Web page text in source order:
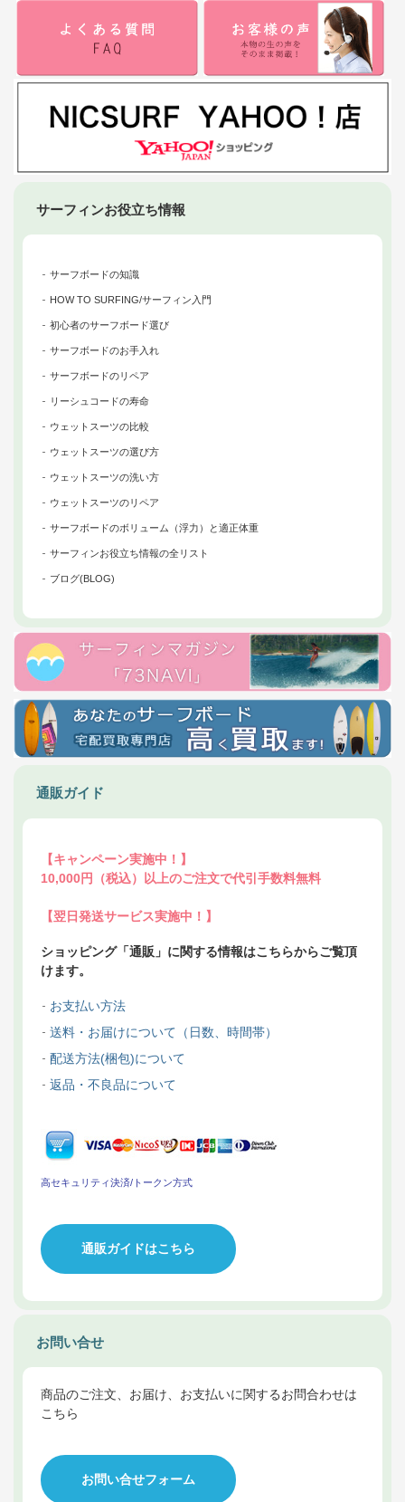
サーフィンお役立ち情報
サーフボードの知識
HOW TO SURFING/サーフィン入門
初心者のサーフボード選び
サーフボードのお手入れ
サーフボードのリペア
リーシュコードの寿命
ウェットスーツの比較
ウェットスーツの選び方
ウェットスーツの洗い方
ウェットスーツのリペア
サーフボードのボリューム（浮力）と適正体重
サーフィンお役立ち情報の全リスト
ブログ(BLOG)
通販ガイド
【キャンペーン実施中！】
10,000円（税込）以上のご注文で代引手数料無料
【翌日発送サービス実施中！】
ショッピング「通販」に関する情報はこちらからご覧頂
けます。
お支払い方法
送料・お届けについて（日数、時間帯）
配送方法(梱包)について
返品・不良品について
高セキュリティ決済/トークン方式
通販ガイドはこちら
お問い合せ
商品のご注文、お届け、お支払いに関するお問合わせは
こちら
お問い合せフォーム